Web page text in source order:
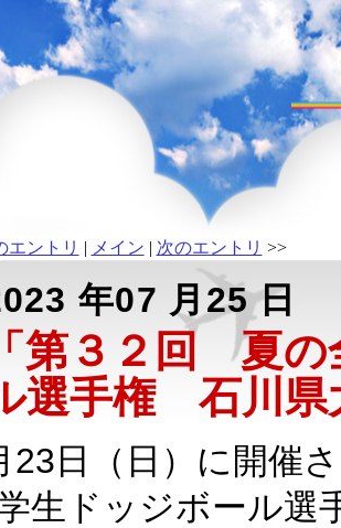
エントリ | メイン | 次のエントリ >>
年07 月25 日
「第３２回 夏の
選手権 石川県
23日（日）に開催
生ドッジボール